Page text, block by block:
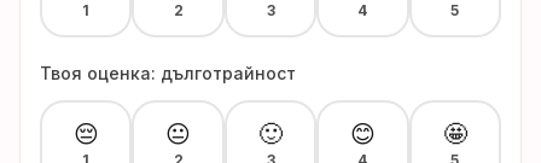
1 2 3 4 5
Твоя оценка: дълготрайност
😔 😐 🙂 😊 🤩